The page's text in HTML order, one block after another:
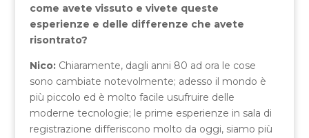
come avete vissuto e vivete queste
esperienze e delle differenze che avete
risontrato?
Nico: Chiaramente, dagli anni 80 ad ora le cose
sono cambiate notevolmente; adesso il mondo è
più piccolo ed è molto facile usufruire delle
moderne tecnologie; le prime esperienze in sala di
registrazione differiscono molto da oggi, siamo più